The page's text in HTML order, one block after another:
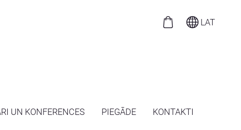
UN KONFERENCES PIEGĀDE KONTAKTI
LAT